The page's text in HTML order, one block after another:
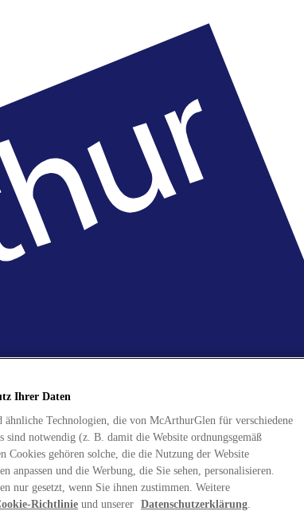
Ihrer Daten
ähnliche Technologien, die von McArthurGlen für verschiedene
sind notwendig (z. B. damit die Website ordnungsgemäß
gehören solche, die die Nutzung der Website
anpassen und die Werbung, die Sie sehen, personalisieren.
nur gesetzt, wenn Sie ihnen zustimmen. Weitere
Richtlinie und unserer Datenschutzerklärung.